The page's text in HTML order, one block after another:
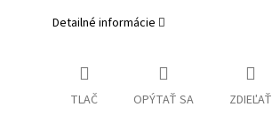
Detailné informácie
TLAČ OPÝTAŤ SA ZDIEĽAŤ